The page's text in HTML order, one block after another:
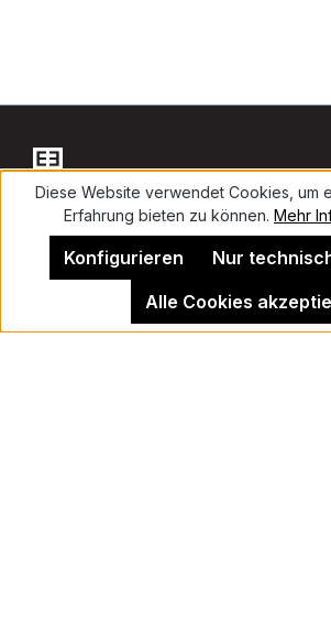
Kontakt
Diese Website verwendet Cookies, um
Erfahrung bieten zu können. Mehr
Nur
Konfigurieren
Alle Cookies